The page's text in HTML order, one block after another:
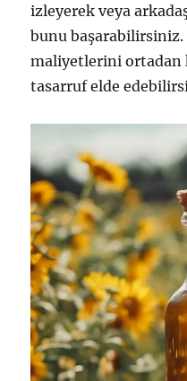
izleyerek veya
bunu
maliyetlerini ortadan
tasarruf elde